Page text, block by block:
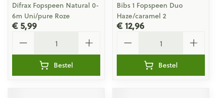
Difrax Fopspeen Natural 0-
6m Uni/pure Roze
€ 5,99
Bestel
Bibs 1 Fopspeen Duo
Haze/caramel 2
€ 12,96
Bestel